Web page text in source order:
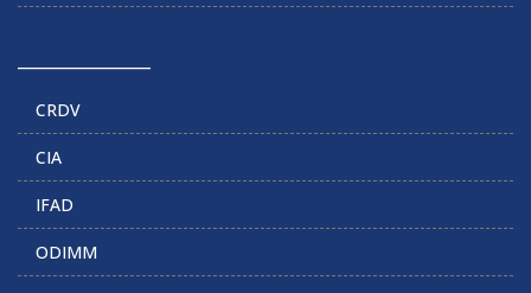
CRDV
CIA
IFAD
ODIMM